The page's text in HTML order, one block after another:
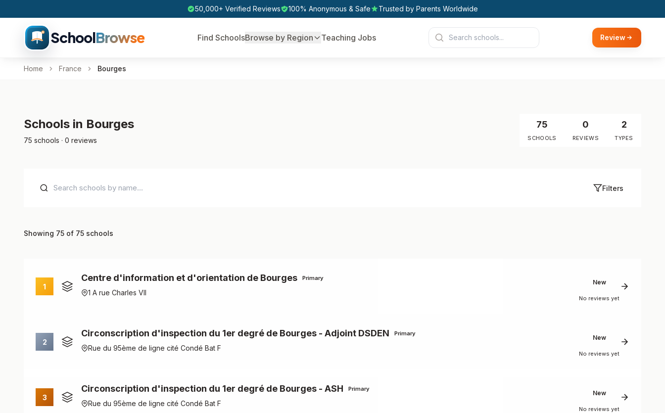
50,000+ Verified Reviews 100% Anonymous & Safe Trusted by Parents Worldwide
SchoolBrowse Find SchoolsBrowse by Region Teaching Jobs Review
Home France Bourges
Schools in Bourges
75 schools · 0 reviews
75
SCHOOLS
0
REVIEWS
2
TYPES
Filters
Showing 75 of 75 schools
1
Centre d'information et d'orientation de Bourges Primary
1 A rue Charles VII
New
No reviews yet
2
Circonscription d'inspection du 1er degré de Bourges - Adjoint DSDEN Primary
Rue du 95ème de ligne cité Condé Bat F
New
No reviews yet
3
Circonscription d'inspection du 1er degré de Bourges - ASH Primary
Rue du 95ème de ligne cité Condé Bat F
New
No reviews yet